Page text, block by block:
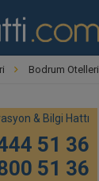
Bodrum Otelleri
& Bilgi Hattı
51 36
51 36